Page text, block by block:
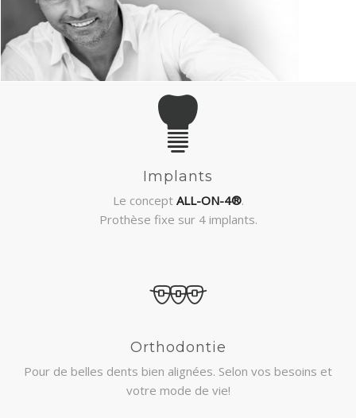
DENTISTERIE
À PROPOS DE NOUS
Implants
Le concept ALL-ON-4®.
Prothèse fixe sur 4 implants.
Orthodontie
Pour de belles dents bien alignées. Selon vos besoins et
votre mode de vie!